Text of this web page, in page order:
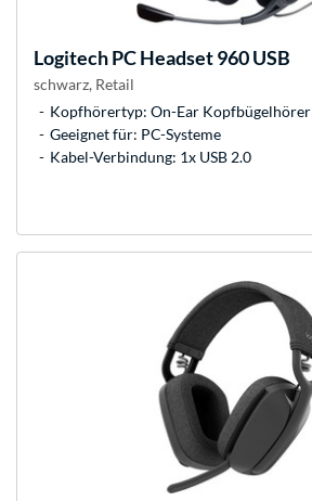
LogitechPC Headset 960 USB
schwarz, Retail
Kopfhörertyp: On-Ear Kopfbügelhörer
Geeignet für: PC-Systeme
Kabel-Verbindung: 1x USB 2.0